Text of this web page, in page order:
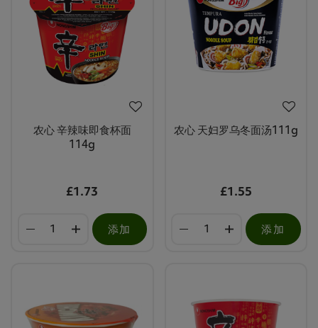
农心 辛辣味即食杯面
114g
£1.73
添加
农心 天妇罗乌冬面汤111g
£1.55
添加